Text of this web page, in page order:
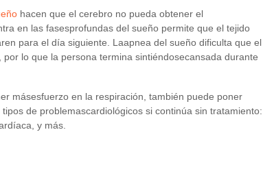
hacen que el cerebro no pueda obtener el
en las fasesprofundas del sueño permite que el tejido
para el día siguiente. Laapnea del sueño dificulta que el
lo que la persona termina sintiéndosecansada durante
másesfuerzo en la respiración, también puede poner
de problemascardiológicos si continúa sin tratamiento:
y más.